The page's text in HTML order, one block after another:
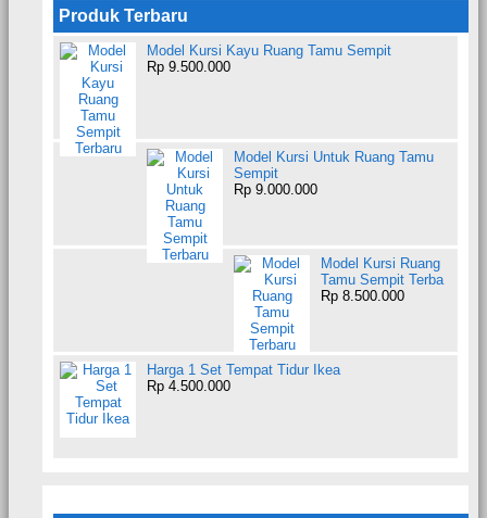
Produk Terbaru
Model Kursi Kayu Ruang Tamu Sempit
Rp 9.500.000
Model Kursi Untuk Ruang Tamu
Sempit
Rp 9.000.000
Model Kursi Ruang
Tamu Sempit Terba
Rp 8.500.000
Harga 1 Set Tempat Tidur Ikea
Rp 4.500.000